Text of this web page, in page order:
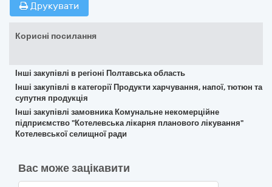
Друкувати
Корисні посилання
Інші закупівлі в регіоні Полтавська область
Інші закупівлі в категорії Продукти харчування, напої, тютюн та
супутня продукція
Інші закупівлі замовника Комунальне некомерційне
підприємство "Котелевська лікарня планового лікування"
Котелевської селищної ради
Вас може зацікавити